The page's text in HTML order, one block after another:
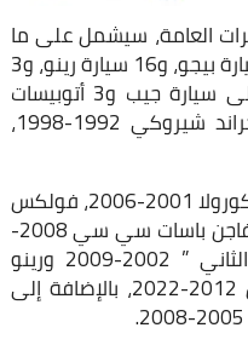
العامة، سيشمل على ما
مجموعه 120 مركبة، بواقع 45 سيارة بيجو، و16 سيارة رينو، و3
سيارات فولكس فاجن، بالإضافة إلى سيارة جيب و3 أتوبيسات
مرسيدس، وضمت طرازات جيب جراند شيروكي 1992-1998،
ويشمل المزاد على سيارات تويوتا كورولا 2001-2006، فولكس
فاجن جيتا 2006-2010 وفولكس فاجن باسات سي سي 2008-
2016، أيضًا رينو ميجان ” الجيل الثاني ” 2002-2009 ورينو
فلوانس 2009-2015 ورينو لوجان 2012-2022، بالإضافة إلى